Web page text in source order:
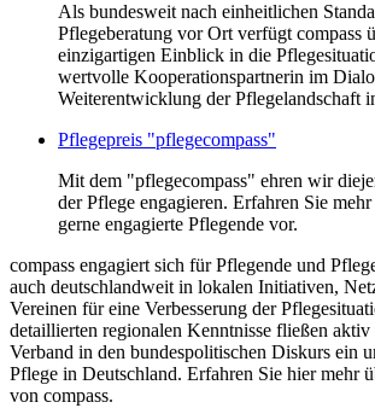
Als bundesweit nach einheitlichen
Pflegeberatung vor Ort verfügt compass
einzigartigen Einblick in die
wertvolle Kooperationspartnerin im
Weiterentwicklung der Pflegelandschaft
Pflegepreis "pflegecompass"
Mit dem "pflegecompass" ehren wir
der Pflege engagieren. Erfahren Sie
gerne engagierte Pflegende vor.
compass engagiert sich für Pflegende und
auch deutschlandweit in lokalen Initiativen,
Vereinen für eine Verbesserung der
detaillierten regionalen Kenntnisse fließen
Verband in den bundespolitischen Diskurs ein
Pflege in Deutschland. Erfahren Sie hier mehr
von compass.